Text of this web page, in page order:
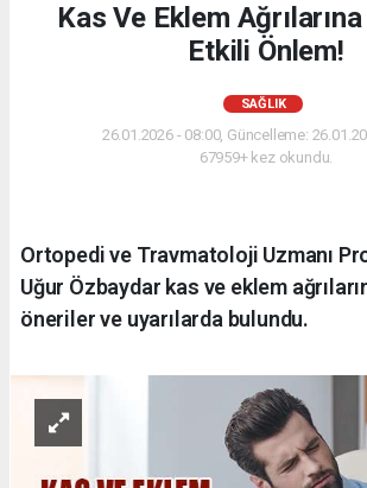
Kas Ve Eklem
Etkili Önlem!
SAĞLIK
26.01.2026 - 08:00, Güncelleme:
67959+ kez okundu.
Ortopedi ve Travmatoloji Uzmanı
Uğur Özbaydar kas ve eklem
öneriler ve uyarılarda bulundu.